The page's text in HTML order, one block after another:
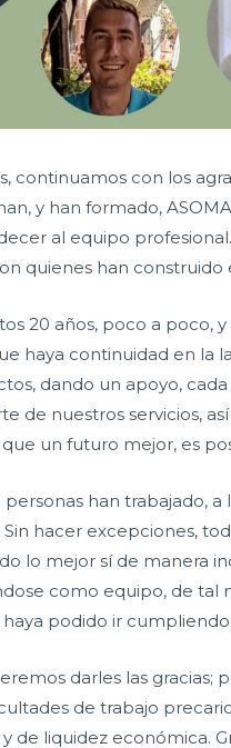
continuamos con los
y han formado,
al equipo
quienes han construido
20 años, poco a poco,
haya continuidad en la
dando un apoyo,
de nuestros servicios,
un futuro mejor, es
han trabajado, a
Sin hacer excepciones,
lo mejor sí de manera
como equipo, de tal
haya podido ir
darles las gracias;
de trabajo
de liquidez económica.